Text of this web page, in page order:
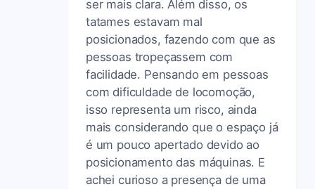
ser mais clara. Além disso, os
tatames estavam mal
posicionados, fazendo com que as
pessoas tropeçassem com
facilidade. Pensando em pessoas
com dificuldade de locomoção,
isso representa um risco, ainda
mais considerando que o espaço já
é um pouco apertado devido ao
posicionamento das máquinas. E
achei curioso a presença de uma